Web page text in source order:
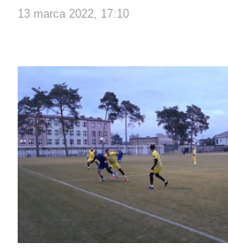
13 marca 2022, 17:10